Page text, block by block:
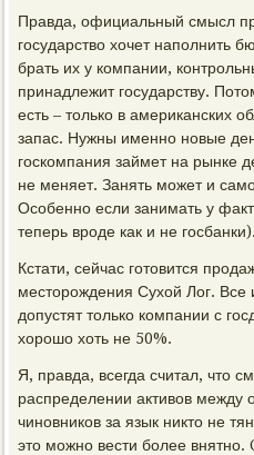
Правда, официальный смысл
государство хочет наполнить
брать их у компании,
принадлежит государству.
есть – только в американских
запас. Нужны именно новые
госкомпания займет на рынке
не меняет. Занять может и
Особенно если занимать у
теперь вроде как и не госбанки).
Кстати, сейчас готовится
месторождения Сухой Лог. Все
допустят только компании с
хорошо хоть не 50%.
Я, правда, всегда считал, что
распределении активов
чиновников за язык никто не
это можно вести более внятно.